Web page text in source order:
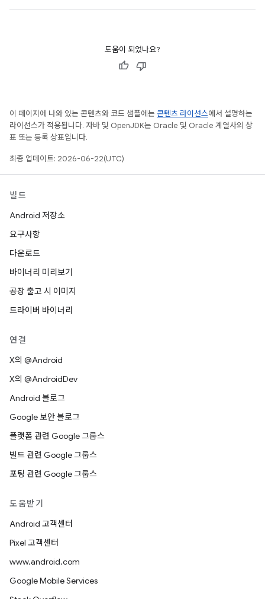
도움이 되었나요?
이 페이지에 나와 있는 콘텐츠와 코드 샘플에는 콘텐츠 라이선스에서 설명하는
라이선스가 적용됩니다. 자바 및 OpenJDK는 Oracle 및 Oracle 계열사의 상
표 또는 등록 상표입니다.
최종 업데이트: 2026-06-22(UTC)
빌드
Android 저장소
요구사항
다운로드
바이너리 미리보기
공장 출고 시 이미지
드라이버 바이너리
연결
X의 @Android
X의 @AndroidDev
Android 블로그
Google 보안 블로그
플랫폼 관련 Google 그룹스
빌드 관련 Google 그룹스
포팅 관련 Google 그룹스
도움받기
Android 고객센터
Pixel 고객센터
www.android.com
Google Mobile Services